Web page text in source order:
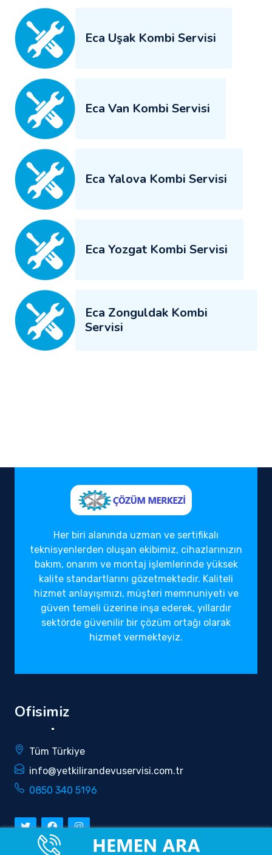
Eca Uşak Kombi Servisi
Eca Van Kombi Servisi
Eca Yalova Kombi Servisi
Eca Yozgat Kombi Servisi
Eca Zonguldak Kombi
Servisi
Her biri alanında uzman ve sertifikalı
teknisyenlerden oluşan ekibimiz, cihazlarınızın
bakım, onarım ve montaj işlemlerinde yüksek
kalite standartlarını gözetmektedir. Kaliteli
hizmet anlayışımızı, müşteri memnuniyeti ve
güven temeli üzerine inşa ederek, yıllardır
sektörde güvenilir bir çözüm ortağı olarak
hizmet vermekteyiz.
Ofisimiz
Tüm Türkiye
info@yetkilirandevuservisi.com.tr
0850 340 5196